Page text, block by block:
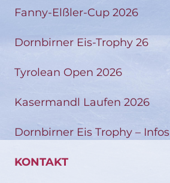
Fanny-Elßler-Cup 2026
Dornbirner Eis-Trophy 26
Tyrolean Open 2026
Kasermandl Laufen 2026
Dornbirner Eis Trophy – Infos
KONTAKT